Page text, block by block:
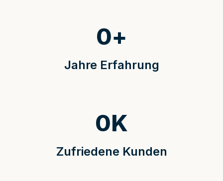
Jahre Erfahrung
0+
Zufriedene Kunden
0K